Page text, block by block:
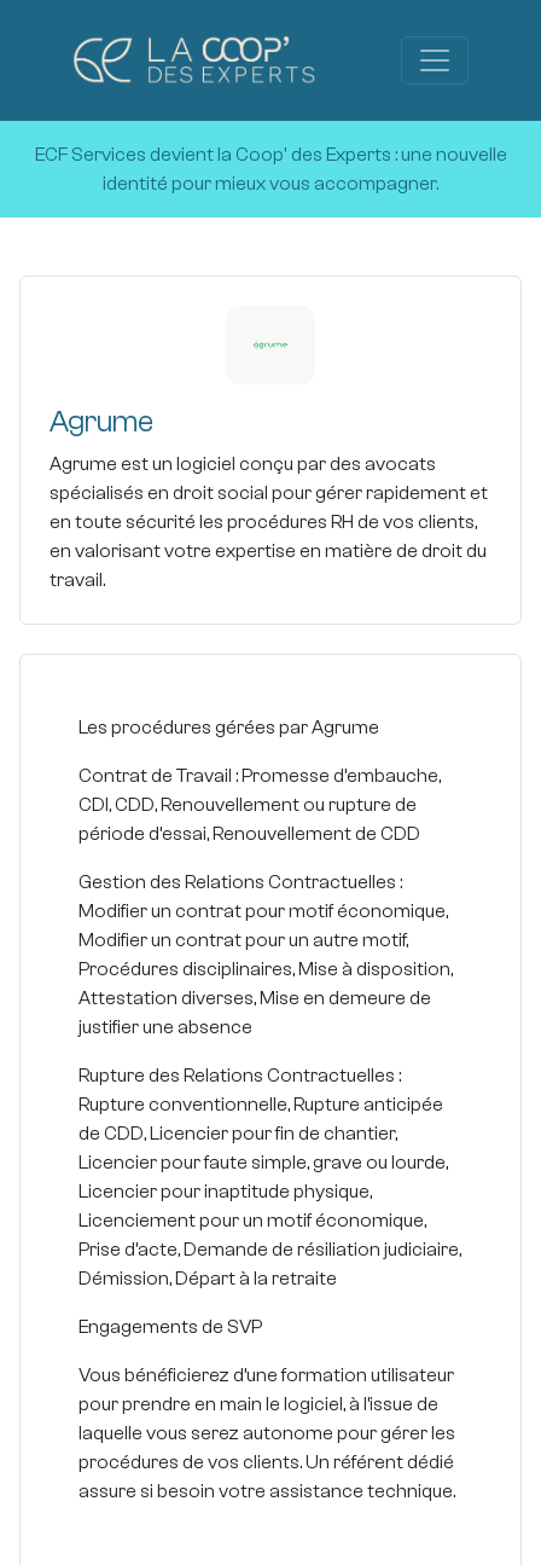
ECF Services devient la Coop' des Experts :une nouvelle
identité pour mieux vous accompagner.
Agrume
Agrume est un logiciel conçu par des avocats
spécialisés en droit social pour gérer rapidement et
en toute sécurité les procédures RH de vos clients,
en valorisant votre expertise en matière de droit du
travail.
Les procédures gérées par Agrume
Contrat de Travail : Promesse d’embauche,
CDI, CDD, Renouvellement ou rupture de
période d’essai, Renouvellement de CDD
Gestion des Relations Contractuelles :
Modifier un contrat pour motif économique,
Modifier un contrat pour un autre motif,
Procédures disciplinaires, Mise à disposition,
Attestation diverses, Mise en demeure de
justifier une absence
Rupture des Relations Contractuelles :
Rupture conventionnelle, Rupture anticipée
de CDD, Licencier pour fin de chantier,
Licencier pour faute simple, grave ou lourde,
Licencier pour inaptitude physique,
Licenciement pour un motif économique,
Prise d’acte, Demande de résiliation judiciaire,
Démission, Départ à la retraite
Engagements de SVP
Vous bénéficierez d’une formation utilisateur
pour prendre en main le logiciel, à l’issue de
laquelle vous serez autonome pour gérer les
procédures de vos clients. Un référent dédié
assure si besoin votre assistance technique.